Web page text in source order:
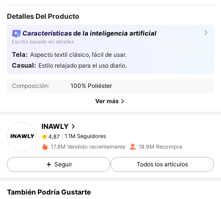
Detalles Del Producto
Características de la inteligencia artificial
Escrito basado en detalles
Tela: Aspecto textil clásico, fácil de usar.
Casual: Estilo relajado para el uso diario.
Composición: 100% Poliéster
Ver más
INAWLY
4,87 1.1M Seguidores
4,87
1.1M Seguidores
L***️pagóHace 1 día
4,87 1.1M Seguidores
4,87 1.1M Seguidores
17.8M Vendido recientemente 18.9M Recompra
Seguir Todos los artículos
También Podría Gustarte